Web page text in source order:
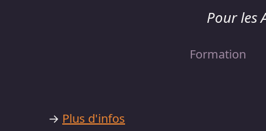
Pour les
Formation
→ Plus d'infos